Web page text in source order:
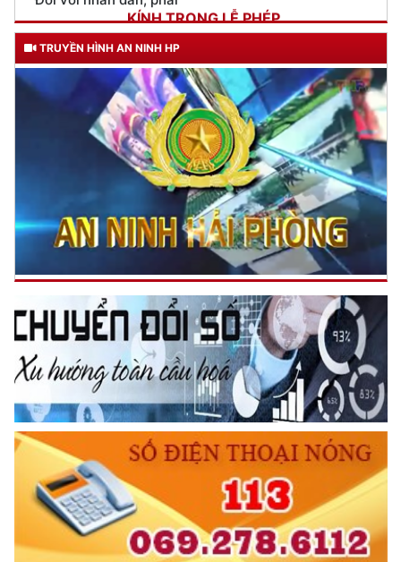
Đối với công việc, phải
TẬN TỤY
Đối với địch, phải
CƯƠNG QUYẾT, KHÔN KHÉO
Trích thư Chủ tịch Hồ Chí Minh
gửi Công an Khu XII,
ngày 11 tháng 3 năm 1948.
TRUYỀN HÌNH AN NINH HP